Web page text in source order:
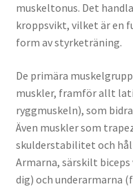
muskeltonus. Det
kroppsvikt, vilket är en
form av styrketräning.
De primära
muskler, framför allt
ryggmuskeln), som
Även muskler som
skulderstabilitet och
Armarna, särskilt
dig) och underarmarna